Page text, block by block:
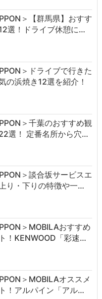
＞【群馬県】おすす
選！ドライブ休憩に…
＞ドライブで行きた
の浜焼き12選を紹介！
＞千葉のおすすめ観
選！ 定番名所から穴…
＞談合坂サービスエ
り・下りの特徴や一…
＞MOBILAおすすめ
！KENWOOD「彩速…
＞MOBILAオススメ
！アルパイン「アル…